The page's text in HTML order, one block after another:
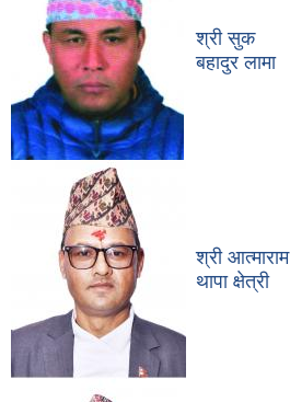
श्री सुक
बहादुर लामा
श्री आत्माराम
थापा क्षेत्री